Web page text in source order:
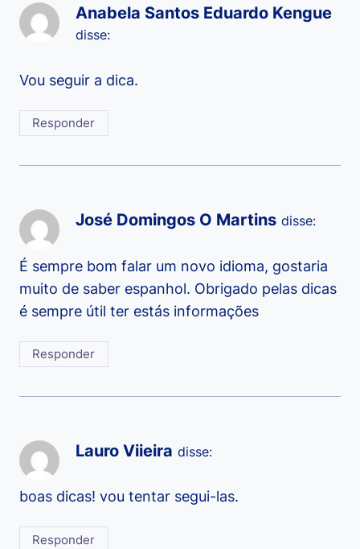
Anabela Santos Eduardo Kengue
disse:
Vou seguir a dica.
Responder
José Domingos O Martins disse:
É sempre bom falar um novo idioma, gostaria
muito de saber espanhol. Obrigado pelas dicas
é sempre útil ter estás informações
Responder
Lauro Viieira disse:
boas dicas! vou tentar segui-las.
Responder